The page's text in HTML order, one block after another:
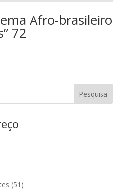
Afro-brasileiro
72
Pesquisa
51 51